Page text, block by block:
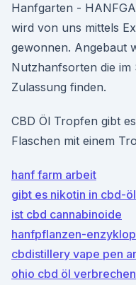
Hanfgarten -
wird von uns mittels
gewonnen. Angebaut
Nutzhanfsorten die im
Zulassung finden.
CBD Öl Tropfen gibt
Flaschen mit einem
hanf farm arbeit
gibt es nikotin in cbd-öl
ist cbd cannabinoide
hanfpflanzen-
cbdistillery vape pen
ohio cbd öl verbrechen